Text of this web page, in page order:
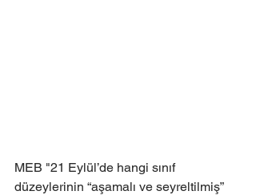
MEB "21 Eylül’de hangi sınıf
düzeylerinin “aşamalı ve seyreltilmiş”